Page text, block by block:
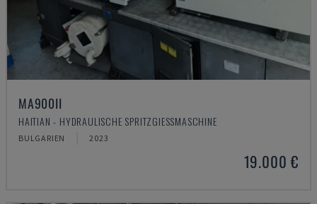
MA900ІІ
HAITIAN - HYDRAULISCHE SPRITZGIESSMASCHINE
BULGARIEN 2023
19.000 €